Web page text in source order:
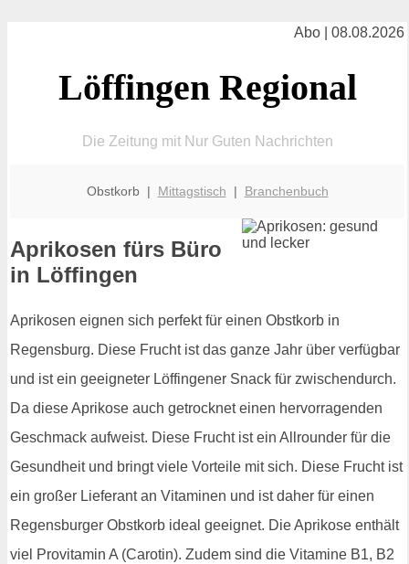
Abo | 08.08.2026
Löffingen Regional
Die Zeitung mit Nur Guten Nachrichten
Obstkorb | Mittagstisch | Branchenbuch
Aprikosen fürs Büro
in Löffingen
Aprikosen eignen sich perfekt für einen Obstkorb in
Regensburg. Diese Frucht ist das ganze Jahr über verfügbar
und ist ein geeigneter Löffingener Snack für zwischendurch.
Da diese Aprikose auch getrocknet einen hervorragenden
Geschmack aufweist. Diese Frucht ist ein Allrounder für die
Gesundheit und bringt viele Vorteile mit sich. Diese Frucht ist
ein großer Lieferant an Vitaminen und ist daher für einen
Regensburger Obstkorb ideal geeignet. Die Aprikose enthält
viel Provitamin A (Carotin). Zudem sind die Vitamine B1, B2